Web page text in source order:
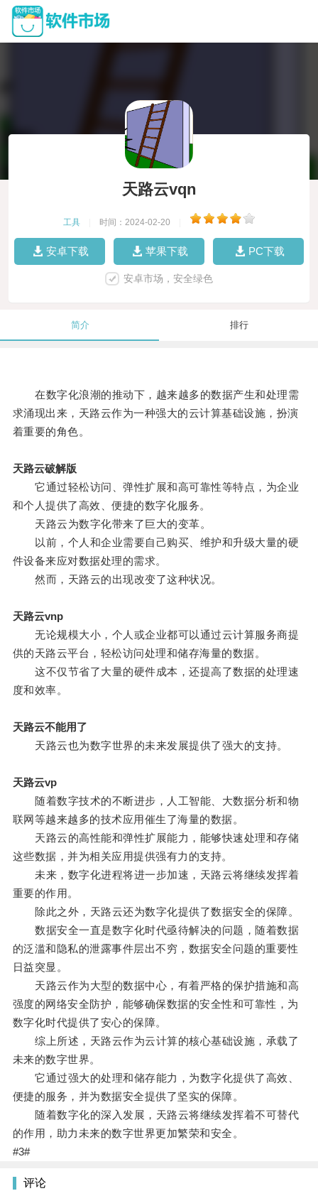
天路云vqn
工具 时间：2024-02-20
安卓下载 苹果下载 PC下载
安卓市场，安全绿色
简介 排行
在数字化浪潮的推动下，越来越多的数据产生和处理需
求涌现出来，天路云作为一种强大的云计算基础设施，扮演
着重要的角色。
天路云破解版
它通过轻松访问、弹性扩展和高可靠性等特点，为企业
和个人提供了高效、便捷的数字化服务。
天路云为数字化带来了巨大的变革。
以前，个人和企业需要自己购买、维护和升级大量的硬
件设备来应对数据处理的需求。
然而，天路云的出现改变了这种状况。
天路云vnp
无论规模大小，个人或企业都可以通过云计算服务商提
供的天路云平台，轻松访问处理和储存海量的数据。
这不仅节省了大量的硬件成本，还提高了数据的处理速
度和效率。
天路云不能用了
天路云也为数字世界的未来发展提供了强大的支持。
天路云vp
随着数字技术的不断进步，人工智能、大数据分析和物
联网等越来越多的技术应用催生了海量的数据。
天路云的高性能和弹性扩展能力，能够快速处理和存储
这些数据，并为相关应用提供强有力的支持。
未来，数字化进程将进一步加速，天路云将继续发挥着
重要的作用。
除此之外，天路云还为数字化提供了数据安全的保障。
数据安全一直是数字化时代亟待解决的问题，随着数据
的泛滥和隐私的泄露事件层出不穷，数据安全问题的重要性
日益突显。
天路云作为大型的数据中心，有着严格的保护措施和高
强度的网络安全防护，能够确保数据的安全性和可靠性，为
数字化时代提供了安心的保障。
综上所述，天路云作为云计算的核心基础设施，承载了
未来的数字世界。
它通过强大的处理和储存能力，为数字化提供了高效、
便捷的服务，并为数据安全提供了坚实的保障。
随着数字化的深入发展，天路云将继续发挥着不可替代
的作用，助力未来的数字世界更加繁荣和安全。
#3#
评论